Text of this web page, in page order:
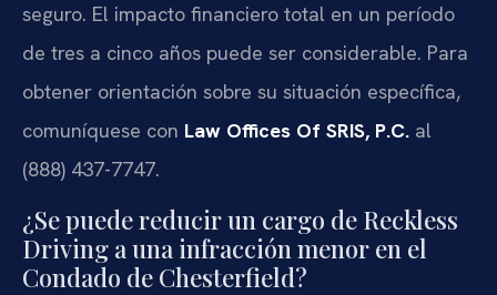
seguro. El impacto financiero total en un período
de tres a cinco años puede ser considerable. Para
obtener orientación sobre su situación específica,
comuníquese con Law Offices Of SRIS, P.C. al
(888) 437-7747.
¿Se puede reducir un cargo de Reckless
Driving a una infracción menor en el
Condado de Chesterfield?